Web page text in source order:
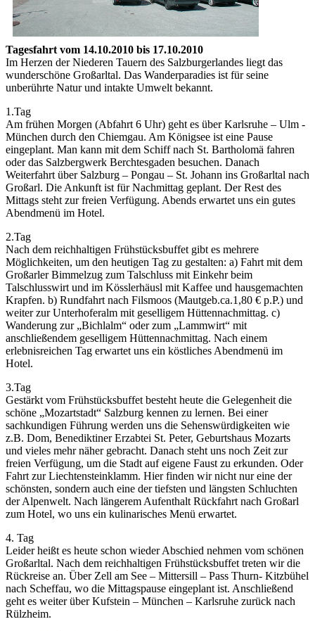
Tagesfahrt vom 14.10.2010 bis 17.10.2010
Im Herzen der Niederen Tauern des Salzburgerlandes liegt das
wunderschöne Großarltal. Das Wanderparadies ist für seine
unberührte Natur und intakte Umwelt bekannt.
1.Tag
Am frühen Morgen (Abfahrt 6 Uhr) geht es über Karlsruhe – Ulm -
München durch den Chiemgau. Am Königsee ist eine Pause
eingeplant. Man kann mit dem Schiff nach St. Bartholomä fahren
oder das Salzbergwerk Berchtesgaden besuchen. Danach
Weiterfahrt über Salzburg – Pongau – St. Johann ins Großarltal nach
Großarl. Die Ankunft ist für Nachmittag geplant. Der Rest des
Mittags steht zur freien Verfügung. Abends erwartet uns ein gutes
Abendmenü im Hotel.
2.Tag
Nach dem reichhaltigen Frühstücksbuffet gibt es mehrere
Möglichkeiten, um den heutigen Tag zu gestalten: a) Fahrt mit dem
Großarler Bimmelzug zum Talschluss mit Einkehr beim
Talschlusswirt und im Kösslerhäusl mit Kaffee und hausgemachten
Krapfen. b) Rundfahrt nach Filsmoos (Mautgeb.ca.1,80 € p.P.) und
weiter zur Unterhoferalm mit geselligem Hüttennachmittag. c)
Wanderung zur „Bichlalm“ oder zum „Lammwirt“ mit
anschließendem geselligem Hüttennachmittag. Nach einem
erlebnisreichen Tag erwartet uns ein köstliches Abendmenü im
Hotel.
3.Tag
Gestärkt vom Frühstücksbuffet besteht heute die Gelegenheit die
schöne „Mozartstadt“ Salzburg kennen zu lernen. Bei einer
sachkundigen Führung werden uns die Sehenswürdigkeiten wie
z.B. Dom, Benediktiner Erzabtei St. Peter, Geburtshaus Mozarts
und vieles mehr näher gebracht. Danach steht uns noch Zeit zur
freien Verfügung, um die Stadt auf eigene Faust zu erkunden. Oder
Fahrt zur Liechtensteinklamm. Hier finden wir nicht nur eine der
schönsten, sondern auch eine der tiefsten und längsten Schluchten
der Alpenwelt. Nach längerem Aufenthalt Rückfahrt nach Großarl
zum Hotel, wo uns ein kulinarisches Menü erwartet.
4. Tag
Leider heißt es heute schon wieder Abschied nehmen vom schönen
Großarltal. Nach dem reichhaltigen Frühstücksbuffet treten wir die
Rückreise an. Über Zell am See – Mittersill – Pass Thurn- Kitzbühel
nach Scheffau, wo die Mittagspause eingeplant ist. Anschließend
geht es weiter über Kufstein – München – Karlsruhe zurück nach
Rülzheim.